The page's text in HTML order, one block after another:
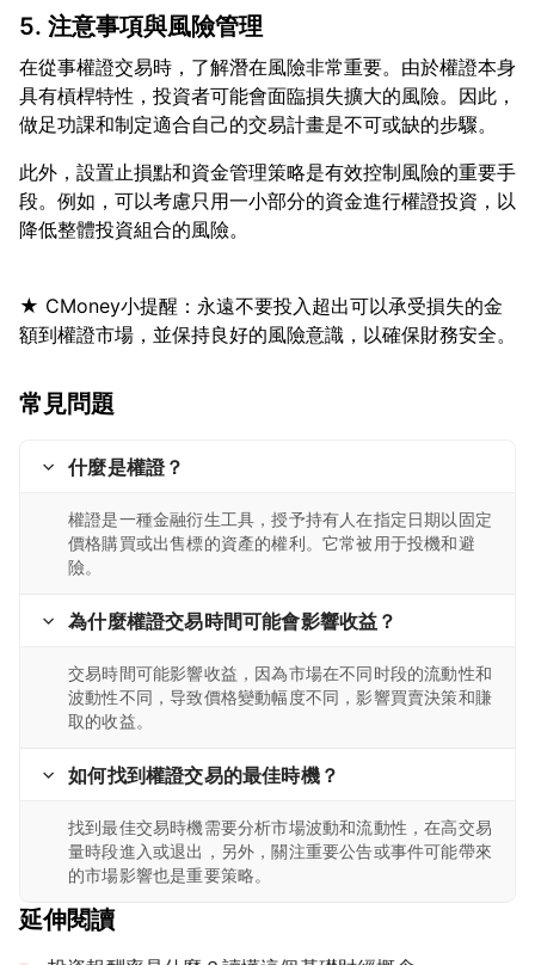
5. 注意事項與風險管理
在從事權證交易時，了解潛在風險非常重要。由於權證本身
具有槓桿特性，投資者可能會面臨損失擴大的風險。因此，
此外，設置止損點和資金管理策略是有效控制風險的重要手
段。例如，可以考慮只用一小部分的資金進行權證投資，以
★ CMoney小提醒：永遠不要投入超出可以承受損失的金
常見問題
什麼是權證？
權證是一種金融衍生工具，授予持有人在指定日期以固定
價格購買或出售標的資產的權利。它常被用于投機和避
險。
為什麼權證交易時間可能會影響收益？
交易時間可能影響收益，因為市場在不同时段的流動性和
波動性不同，导致價格變動幅度不同，影響買賣決策和賺
取的收益。
如何找到權證交易的最佳時機？
找到最佳交易時機需要分析市場波動和流動性，在高交易
量時段進入或退出，另外，關注重要公告或事件可能帶來
的市場影響也是重要策略。
延伸閱讀